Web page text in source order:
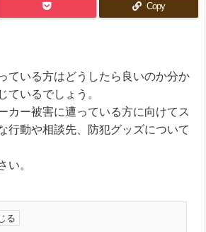
Copy
ている方はどうしたら良いのか分か
ているでしょう。
カー被害に遭っている方に向けてス
行動や相談先、防犯グッズについて
。